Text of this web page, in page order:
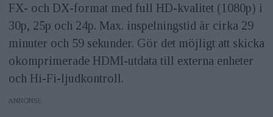
FX- och DX-format med full HD-kvalitet (1080p) i
30p, 25p och 24p. Max. inspelningstid är cirka 29
minuter och 59 sekunder. Gör det möjligt att skicka
okomprimerade HDMI-utdata till externa enheter
och Hi-Fi-ljudkontroll.
ANNONS